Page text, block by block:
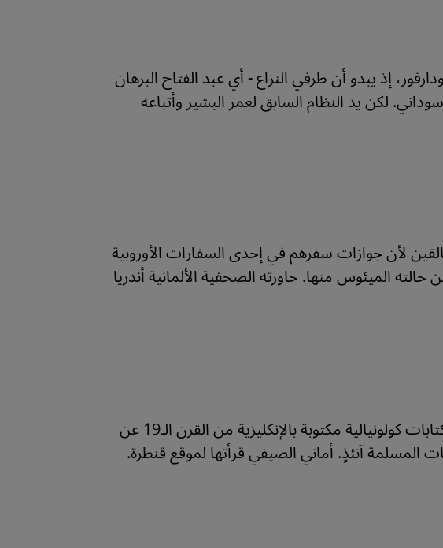
إذ يبدو أن طرفي النزاع - أي عبد الفتاح البرهان
لكن يد النظام السابق لعمر البشير وأتباعه
لأن جوازات سفرهم في إحدى السفارات الأوروبية
الميئوس منها. حاورته الصحفية الألمانية أندريا
أول رواية سودانية باللغة الإنكليزية ترد صراحةً على كتابات كولونيالية مكتوبة بالإنكليزية من القرن الـ19 عن
المسلمة آنئذٍ. أماني الصيفي قرأتها لموقع قنطرة.